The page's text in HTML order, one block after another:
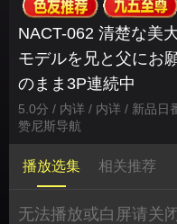
NACT-062 清楚な美
モデルを兄と父にお
のまま3P連続中
5.0分 / 内详 / 内详 / 新品日
赞尼斯导航
播放选集 相关推荐
无法播放或白屏请关